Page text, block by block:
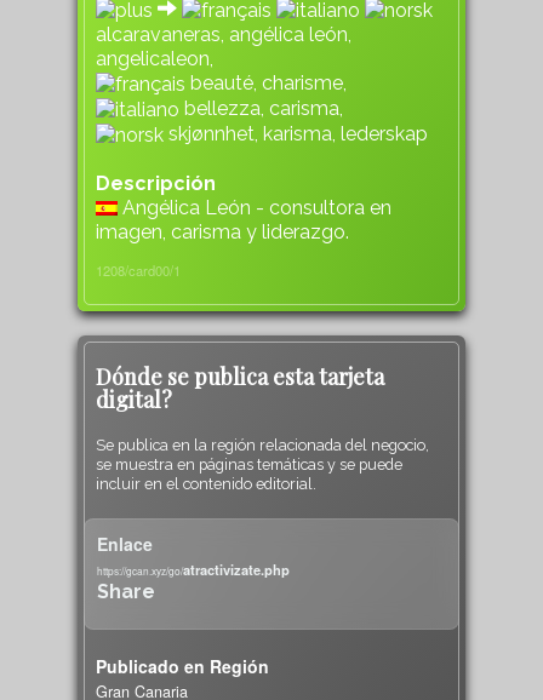
alcaravaneras, angélica león,
angelicaleon,
beauté, charisme,
bellezza, carisma,
skjønnhet, karisma, lederskap
Descripción
Angélica León - consultora en
imagen, carisma y liderazgo.
1208/card00/1
Dónde se publica esta tarjeta
digital?
Se publica en la región relacionada del negocio,
se muestra en páginas temáticas y se puede
incluir en el contenido editorial.
Enlace
https://gcan.xyz/go/atractivizate.php
Share
Publicado en Región
Gran Canaria